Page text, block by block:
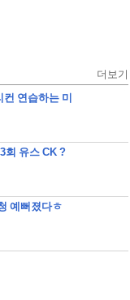
더보기
연습하는 미
회 유스 CK ?
예뻐졌다ㅎ